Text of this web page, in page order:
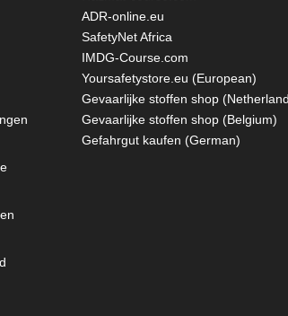
ADR-online.eu
SafetyNet Africa
IMDG-Course.com
Yoursafetystore.eu (European)
Gevaarlijke stoffen shop
Gevaarlijke stoffen shop (Belgium)
Gefahrgut kaufen (German)